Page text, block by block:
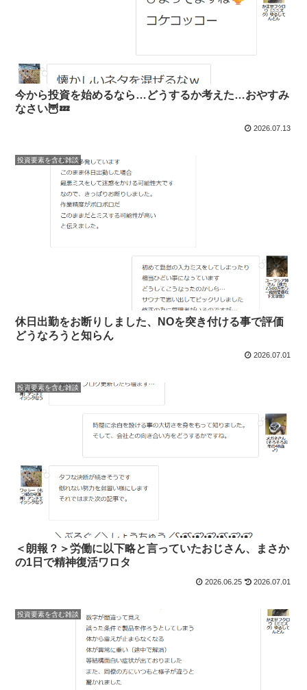
今から投資を始めるなら…どうするか考えた…おやすみ
なさい🦉💤
2026.07.13
投資要素を含む雑談
休日出勤をお断りしました、NOを突き付ける事で評価
どうなろうと知らん
2026.07.01
投資要素を含む雑談
＜朗報？＞労働に以下略と言っていたおじさん、まさか
の1日で精神復活ワロタ
2026.06.25 2026.07.01
投資要素を含む雑談